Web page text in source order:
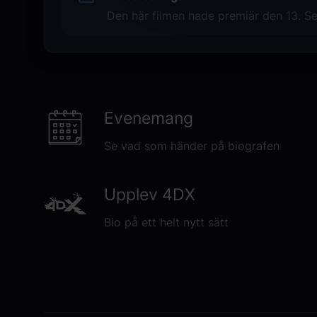
Original language
Warner Bros. Entertainment
Den här filmen hade premiär den 13.
Evenemang
Se vad som händer på biografen
Upplev 4DX
Bio på ett helt nytt sätt